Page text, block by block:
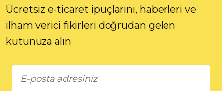
Ücretsiz e-ticaret ipuçlarını, haberleri ve
ilham verici fikirleri doğrudan gelen
kutunuza alın